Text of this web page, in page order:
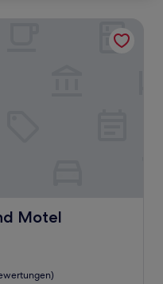
Motel